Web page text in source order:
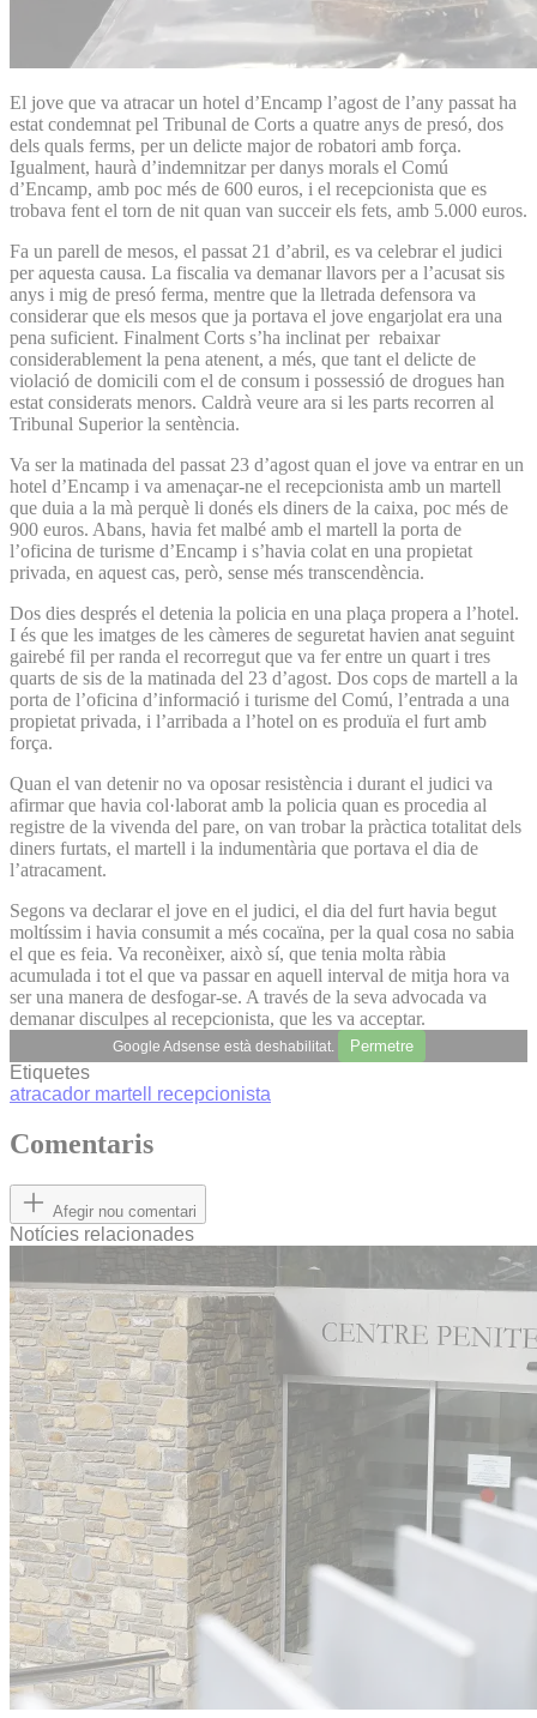
El jove que va atracar un hotel d’Encamp l’agost de l’any passat ha
estat condemnat pel Tribunal de Corts a quatre anys de presó, dos
dels quals ferms, per un delicte major de robatori amb força.
Igualment, haurà d’indemnitzar per danys morals el Comú
d’Encamp, amb poc més de 600 euros, i el recepcionista que es
trobava fent el torn de nit quan van succeir els fets, amb 5.000 euros.
Fa un parell de mesos, el passat 21 d’abril, es va celebrar el judici
per aquesta causa. La fiscalia va demanar llavors per a l’acusat sis
anys i mig de presó ferma, mentre que la lletrada defensora va
considerar que els mesos que ja portava el jove engarjolat era una
pena suficient. Finalment Corts s’ha inclinat per rebaixar
considerablement la pena atenent, a més, que tant el delicte de
violació de domicili com el de consum i possessió de drogues han
estat considerats menors. Caldrà veure ara si les parts recorren al
Tribunal Superior la sentència.
Va ser la matinada del passat 23 d’agost quan el jove va entrar en un
hotel d’Encamp i va amenaçar-ne el recepcionista amb un martell
que duia a la mà perquè li donés els diners de la caixa, poc més de
900 euros. Abans, havia fet malbé amb el martell la porta de
l’oficina de turisme d’Encamp i s’havia colat en una propietat
privada, en aquest cas, però, sense més transcendència.
Dos dies després el detenia la policia en una plaça propera a l’hotel.
I és que les imatges de les càmeres de seguretat havien anat seguint
gairebé fil per randa el recorregut que va fer entre un quart i tres
quarts de sis de la matinada del 23 d’agost. Dos cops de martell a la
porta de l’oficina d’informació i turisme del Comú, l’entrada a una
propietat privada, i l’arribada a l’hotel on es produïa el furt amb
força.
Quan el van detenir no va oposar resistència i durant el judici va
afirmar que havia col·laborat amb la policia quan es procedia al
registre de la vivenda del pare, on van trobar la pràctica totalitat dels
diners furtats, el martell i la indumentària que portava el dia de
l’atracament.
Segons va declarar el jove en el judici, el dia del furt havia begut
moltíssim i havia consumit a més cocaïna, per la qual cosa no sabia
el que es feia. Va reconèixer, això sí, que tenia molta ràbia
acumulada i tot el que va passar en aquell interval de mitja hora va
ser una manera de desfogar-se. A través de la seva advocada va
demanar disculpes al recepcionista, que les va acceptar.
Google Adsense està deshabilitat. Permetre
Etiquetes
atracador martell recepcionista
Comentaris
Afegir nou comentari
Notícies relacionades